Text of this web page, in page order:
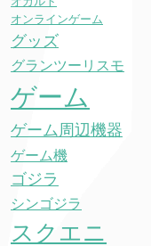
オンラインゲーム
グッズ
グランツーリスモ
ゲーム
ゲーム周辺機器
ゲーム機
ゴジラ
シンゴジラ
スクエニ